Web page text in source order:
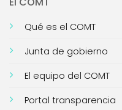
Qué es el COMT
Junta de gobierno
El equipo del COMT
Portal transparencia